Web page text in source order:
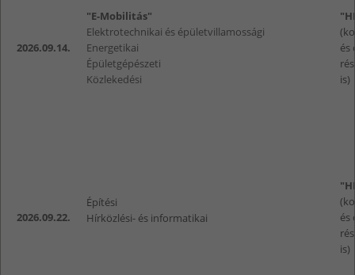
2026.09.14.
"E-Mobilitás"
Elektrotechnikai és épületvillamossági
Energetikai
Épületgépészeti
Közlekedési
és
is)
2026.09.22.
Építési
Hírközlési- és informatikai
és
is)